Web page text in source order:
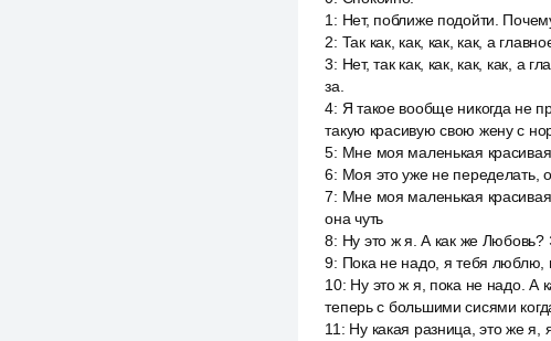
1 : Нет, поближе подойти.
2: Так как, как, как, как, а
3: Нет, так как, как, как, как, а
за.
4: Я такое вообще никогда не
такую красивую свою жену с
5: Мне моя маленькая
6: Моя это уже не переделать,
7: Мне моя маленькая
она чуть
8: Ну это ж я. А как же Любовь?
9: Пока не надо, я тебя люблю,
10: Ну это ж я, пока не надо. А
теперь с большими сисями
11 : Ну какая разница, это же я,